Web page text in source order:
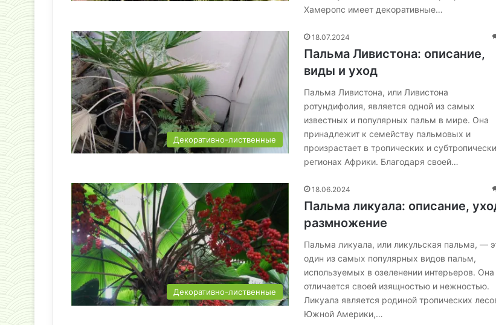
Хамеропс имеет декоративные…
Декоративно-лиственные
18.07.2024
Пальма Ливистона: описание,
виды и уход
Пальма Ливистона, или Ливистона
ротундифолия, является одной из самых
известных и популярных пальм в мире. Она
принадлежит к семейству пальмовых и
произрастает в тропических и
регионах Африки. Благодаря своей…
Декоративно-лиственные
18.06.2024
Пальма ликуала: описание,
размножение
Пальма ликуала, или ликульская пальма, —
один из самых популярных видов пальм,
используемых в озеленении интерьеров. Она
отличается своей изящностью и нежностью.
Ликуала является родиной тропических
Южной Америки,…